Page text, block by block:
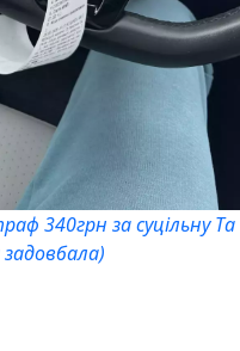
340грн за суцільну